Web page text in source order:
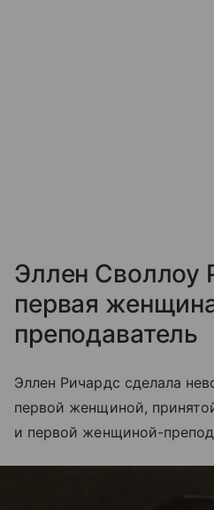
Эллен Своллоу
первая
преподаватель
Эллен Ричардс сделала
первой женщиной,
и первой женщиной-